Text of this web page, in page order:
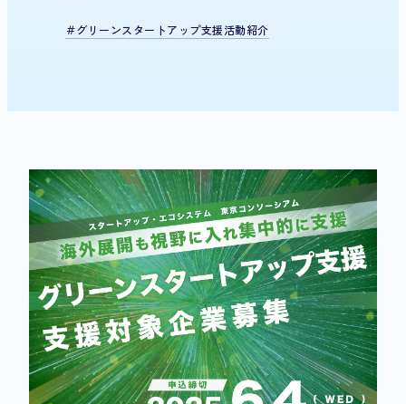
グリーンスタートアップ支援活動紹介